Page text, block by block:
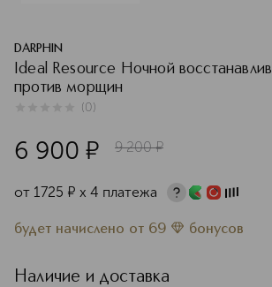
DARPHIN
Ideal Resource Ночной
против морщин
(0)
6 900 ¤ 9 200 ¤
от 1725 ¤ х 4 платежа
будет начислено от 69 бонусов
Наличие и доставка